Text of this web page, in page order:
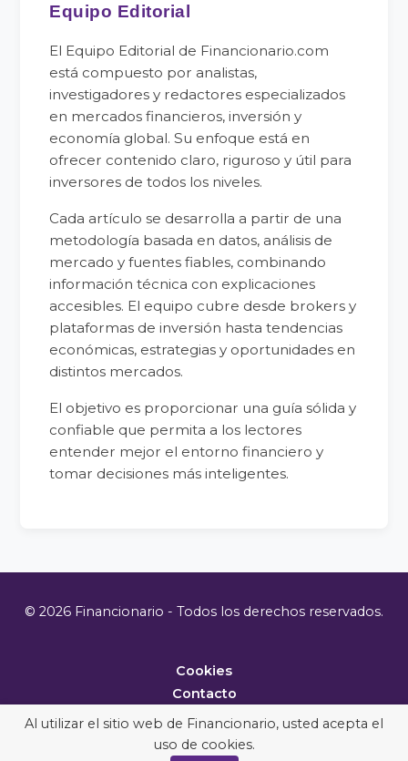
Equipo Editorial
El Equipo Editorial de Financionario.com
está compuesto por analistas,
investigadores y redactores especializados
en mercados financieros, inversión y
economía global. Su enfoque está en
ofrecer contenido claro, riguroso y útil para
inversores de todos los niveles.
Cada artículo se desarrolla a partir de una
metodología basada en datos, análisis de
mercado y fuentes fiables, combinando
información técnica con explicaciones
accesibles. El equipo cubre desde brokers y
plataformas de inversión hasta tendencias
económicas, estrategias y oportunidades en
distintos mercados.
El objetivo es proporcionar una guía sólida y
confiable que permita a los lectores
entender mejor el entorno financiero y
tomar decisiones más inteligentes.
© 2026 Financionario - Todos los derechos reservados.
Cookies
Contacto
Metodología
Al utilizar el sitio web de Financionario, usted acepta el
uso de cookies.